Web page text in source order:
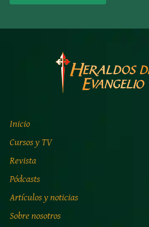
Inicio
Cursos y TV
Revista
Pódcasts
Artículos y noticias
Sobre nosotros